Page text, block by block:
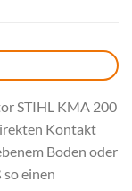
STIHL KMA 200
Kontakt
Boden oder
einen